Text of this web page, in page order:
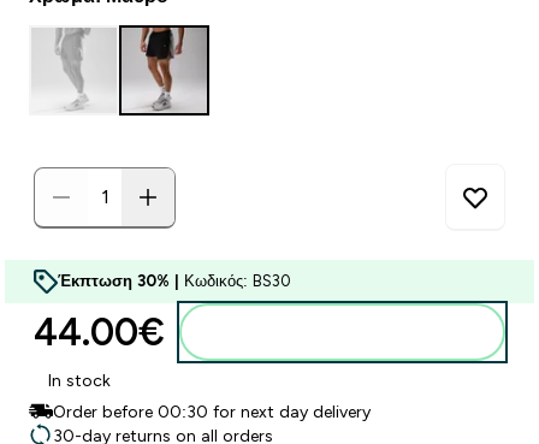
Έκπτωση 30% | Κωδικός: BS30
44.00€‎
In stock
Order before 00:30 for next day delivery
30-day returns on all orders